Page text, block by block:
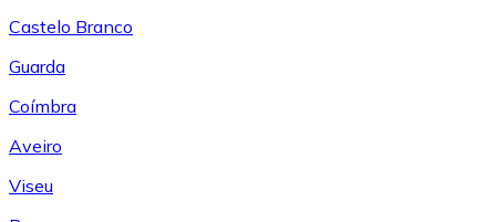
Castelo Branco
Guarda
Coímbra
Aveiro
Viseu